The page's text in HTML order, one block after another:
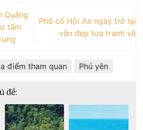
Quảng
tấm
Phố cổ Hội An ngày trở lại
vẫn đẹp tựa tranh vẽ
điểm tham quan Phú yên
đề: